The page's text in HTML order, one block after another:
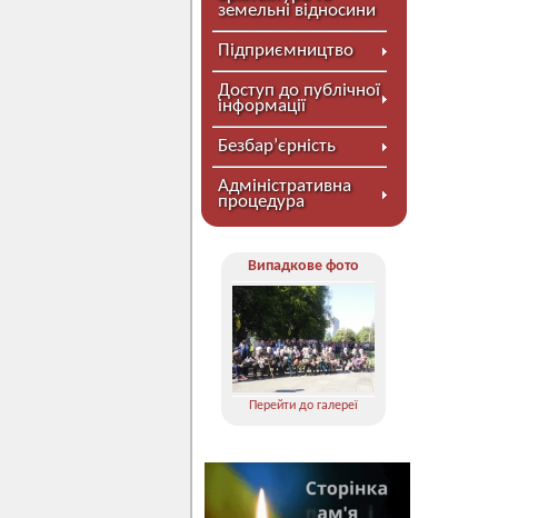
земельні відносини
Підприємництво
Доступ до публічної
інформації
Безбар’єрність
Адміністративна
процедура
Випадкове фото
Перейти до галереї